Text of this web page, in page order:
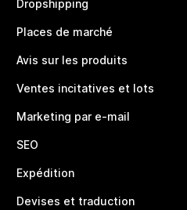
Dropshipping
Places de marché
Avis sur les produits
Ventes incitatives et lots
Marketing par e-mail
SEO
Expédition
Devises et traduction